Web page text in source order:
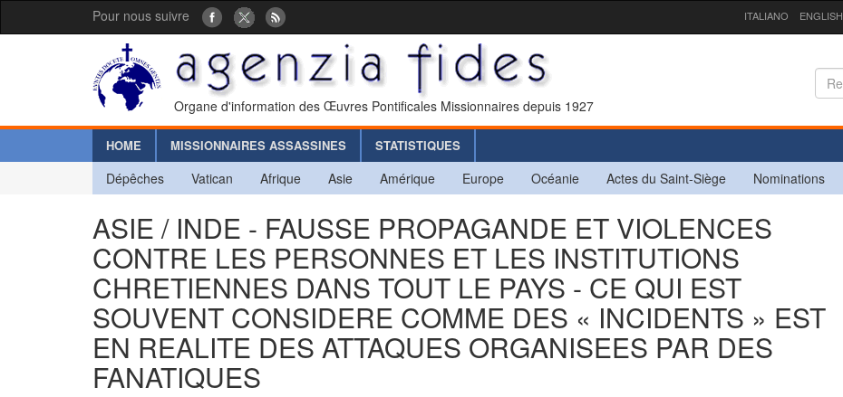
Pour nous suivre ITALIANO ENGLISH
Organe d'information des Œuvres Pontificales Missionnaires depuis 1927
HOME MISSIONNAIRES ASSASSINES STATISTIQUES
Dépêches Vatican Afrique Asie Amérique Europe Océanie Actes du Saint-Siège Nominations
ASIE / INDE - FAUSSE PROPAGANDE ET VIOLENCES
CONTRE LES PERSONNES ET LES INSTITUTIONS
CHRETIENNES DANS TOUT LE PAYS - CE QUI EST
SOUVENT CONSIDERE COMME DES « INCIDENTS » EST
EN REALITE DES ATTAQUES ORGANISEES PAR DES
FANATIQUES